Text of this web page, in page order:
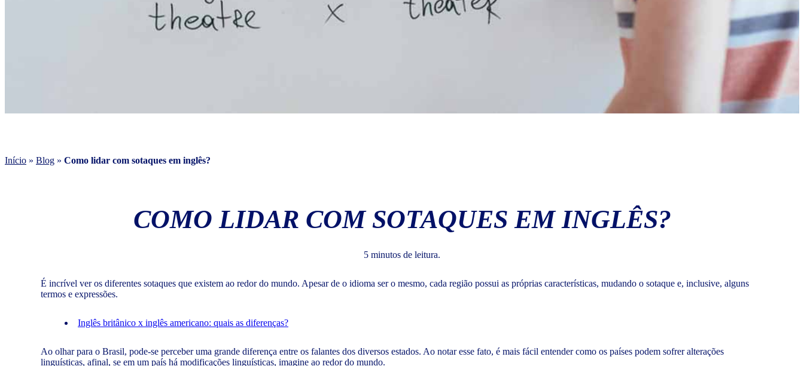
Início » Blog » Como lidar com sotaques em inglês?
COMO LIDAR COM SOTAQUES EM INGLÊS?
5 minutos de leitura.
É incrível ver os diferentes sotaques que existem ao redor do mundo. Apesar de o idioma ser o mesmo, cada região possui as próprias características, mudando o sotaque e, inclusive, alguns
termos e expressões.
Inglês britânico x inglês americano: quais as diferenças?
Ao olhar para o Brasil, pode-se perceber uma grande diferença entre os falantes dos diversos estados. Ao notar esse fato, é mais fácil entender como os países podem sofrer alterações
linguísticas, afinal, se em um país há modificações linguísticas, imagine ao redor do mundo.